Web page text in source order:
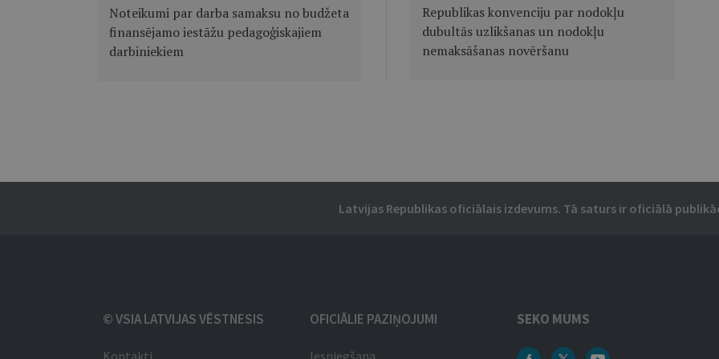
Noteikumi par darba samaksu no budžeta
finansējamo iestāžu pedagoģiskajiem
darbiniekiem
Republikas konvenciju par nodokļu
dubultās uzlikšanas un nodokļu
nemaksāšanas novēršanu
Latvijas Republikas oficiālais izdevums. Tā saturs ir oficiālā
© VSIA LATVIJAS VĒSTNESIS
Kontakti
OFICIĀLIE PAZIŅOJUMI
Iesniegšana
SEKO MUMS